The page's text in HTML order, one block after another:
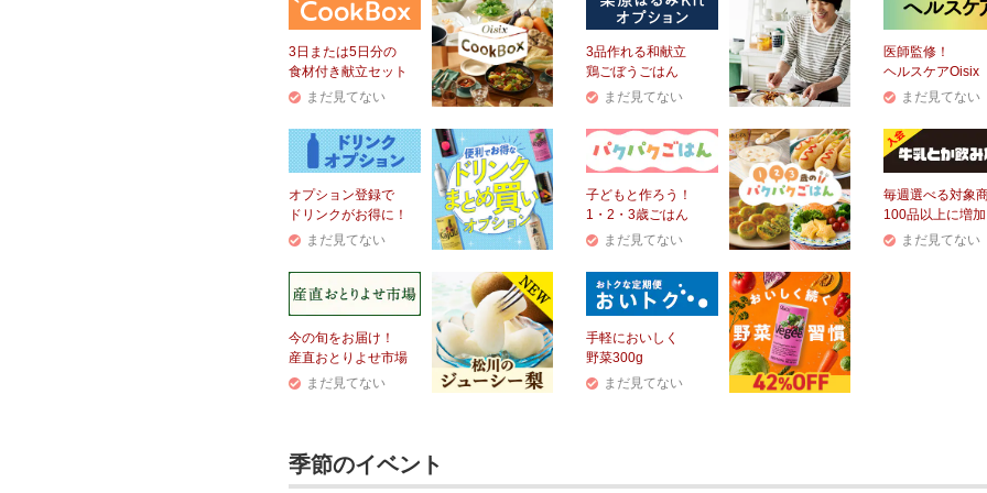
3日または5日分の
食材付き献立セット
まだ見てない
3品作れる和献立
鶏ごぼうごはん
まだ見てない
医師監修！
ヘルスケアOisix
まだ見てない
オプション登録で
ドリンクがお得に！
まだ見てない
子どもと作ろう！
1・2・3歳ごはん
まだ見てない
毎週選べる対象
100品以上に増加
まだ見てない
今の旬をお届け！
産直おとりよせ市場
まだ見てない
手軽においしく
野菜300g
まだ見てない
季節のイベント